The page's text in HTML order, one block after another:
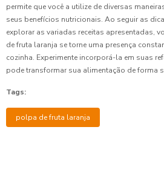
permite que você a utilize de diversas
seus benefícios nutricionais. Ao seguir as
explorar as variadas receitas apresentadas,
de fruta laranja se torne uma presença
cozinha. Experimente incorporá-la em suas
pode transformar sua alimentação de forma
Tags:
polpa de fruta laranja